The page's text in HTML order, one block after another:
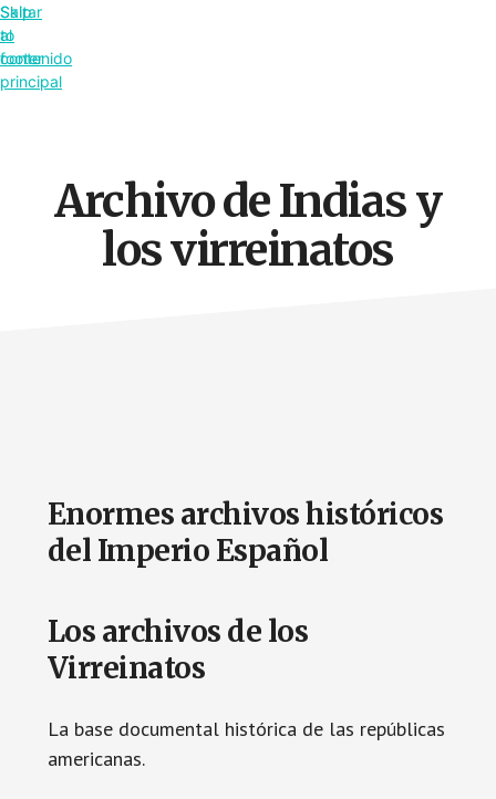
Saltar
al
contenido
principal
Skip
to
footer
Archivo de Indias y
los virreinatos
Enormes archivos históricos
del Imperio Español
Los archivos de los
Virreinatos
La base documental histórica de las repúblicas
americanas.